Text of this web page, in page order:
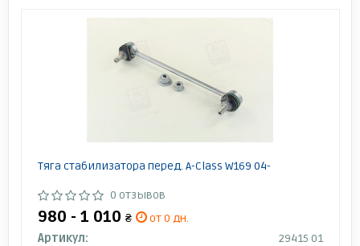
Тяга cтабилизатора перед. A-Class W169 04-
0 отзывов
980 - 1 010 ₴
от 0 дн.
Артикул:
29415 01